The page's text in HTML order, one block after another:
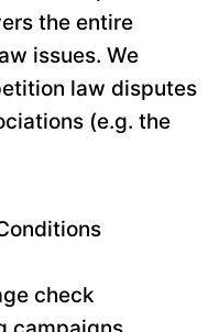
the entire
issues. We
law disputes
(e.g. the
check